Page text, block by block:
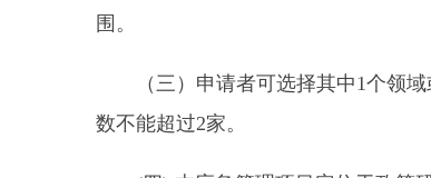
围。
（三）申请者可选择其中1个领域
数不能超过2家。